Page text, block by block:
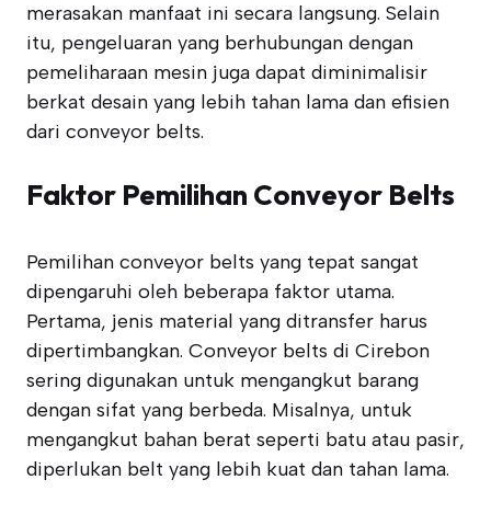
merasakan manfaat ini secara langsung. Selain
itu, pengeluaran yang berhubungan dengan
pemeliharaan mesin juga dapat diminimalisir
berkat desain yang lebih tahan lama dan efisien
dari conveyor belts.
Faktor Pemilihan Conveyor Belts
Pemilihan conveyor belts yang tepat sangat
dipengaruhi oleh beberapa faktor utama.
Pertama, jenis material yang ditransfer harus
dipertimbangkan. Conveyor belts di Cirebon
sering digunakan untuk mengangkut barang
dengan sifat yang berbeda. Misalnya, untuk
mengangkut bahan berat seperti batu atau pasir,
diperlukan belt yang lebih kuat dan tahan lama.